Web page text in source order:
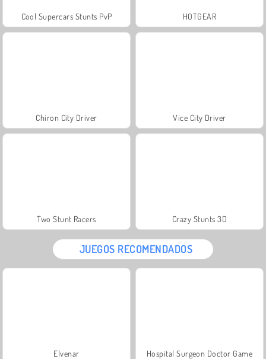
Cool Supercars Stunts PvP HOTGEAR
Chiron City Driver Vice City Driver
Two Stunt Racers Crazy Stunts 3D
JUEGOS RECOMENDADOS
Elvenar Hospital Surgeon Doctor Game